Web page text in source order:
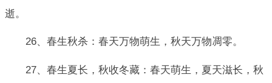
逝。
26、春生秋杀：春天万物萌生，秋天万物凋零。
27、春生夏长，秋收冬藏：春天萌生，夏天滋长，秋